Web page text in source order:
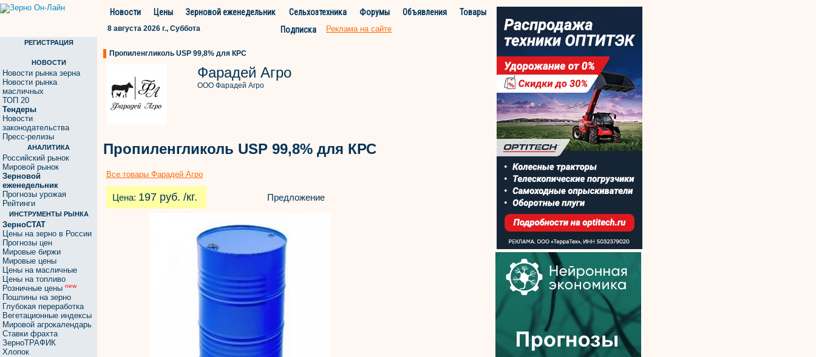
Новости Цены Зерновой еженедельник Сельхозтехника Форумы Объявления
Товары
Подписка
8 августа 2026 г., Суббота Реклама на сайте
РЕГИСТРАЦИЯ
НОВОСТИ
Новости рынка зерна
Новости рынка
масличных
ТОП 20
Тендеры
Новости
законодательства
Пресс-релизы
АНАЛИТИКА
Российский рынок
Мировой рынок
Зерновой
еженедельник
Прогнозы урожая
Рейтинги
ИНСТРУМЕНТЫ РЫНКА
ЗерноСТАТ
Цены на зерно в России
Прогнозы цен
Мировые биржи
Мировые цены
Цены на масличные
Цены на топливо
Розничные цены new
Пошлины на зерно
Глубокая переработка
Вегетационные индексы
Мировой агрокалендарь
Ставки фрахта
ЗерноТРАФИК
Хлопок
Пропиленгликоль USP 99,8% для КРС
Фарадей Агро
ООО Фарадей Агро
Пропиленгликоль USP 99,8% для КРС
Все товары Фарадей Агро
Цена: 197 руб. /кг. Предложение